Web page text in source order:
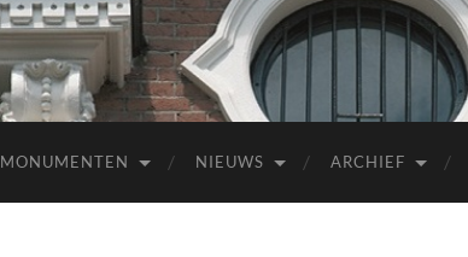
MONUMENTEN NIEUWS ARCHIEF